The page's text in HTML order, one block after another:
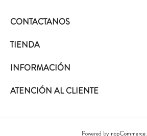
CONTACTANOS
TIENDA
INFORMACIÓN
ATENCIÓN AL CLIENTE
Powered by nopCommerce.